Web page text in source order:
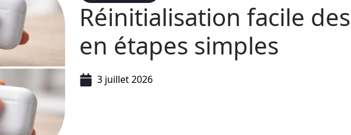
Réinitialisation facile
en étapes simples
3 juillet 2026